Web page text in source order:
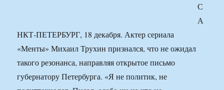
С
А
НКТ-ПЕТЕРБУРГ, 18 декабря. Актер сериала
«Менты» Михаил Трухин признался, что не ожидал
такого резонанса, направляя открытое письмо
губернатору Петербурга. «Я не политик, не